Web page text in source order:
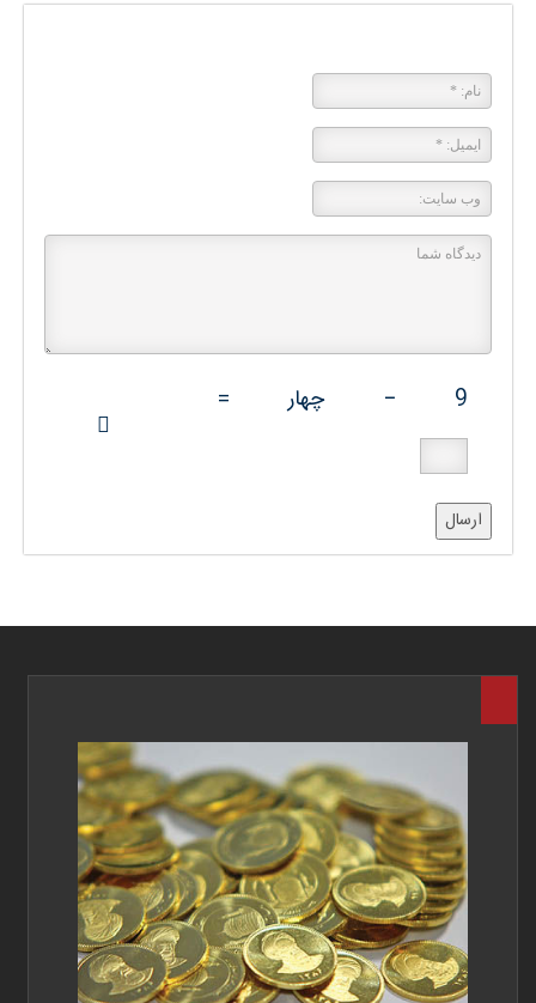
9
− چهار =
ارسال